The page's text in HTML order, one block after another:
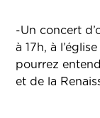
-Un concert
à 17h, à
pourrez
et de la